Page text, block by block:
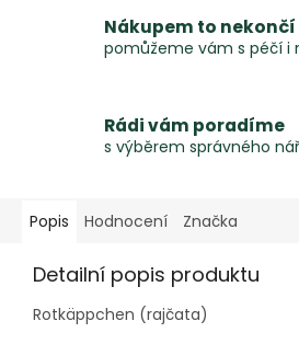
Nákupem to nekončí
pomůžeme vám s péčí i
Rádi vám poradíme
s výběrem správného
Popis Hodnocení Značka
Detailní popis produktu
Rotkäppchen (rajčata)